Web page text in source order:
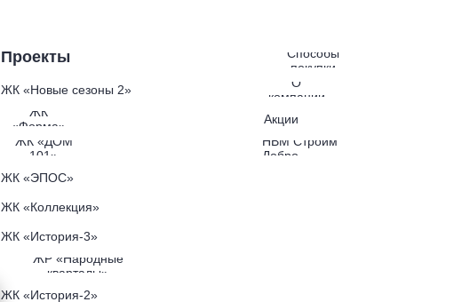
Проекты
НВМ Строим
Добро
Акции
О
компании
Способы
покупки
ЖК
«Форма»
ЖК «Коллекция»
ЖК «ДОМ
101»
ЖК «История-3»
ЖК «История-2»
ЖК «ЭПОС»
ЖК «Новые сезоны 2»
ЖР «Народные
кварталы»